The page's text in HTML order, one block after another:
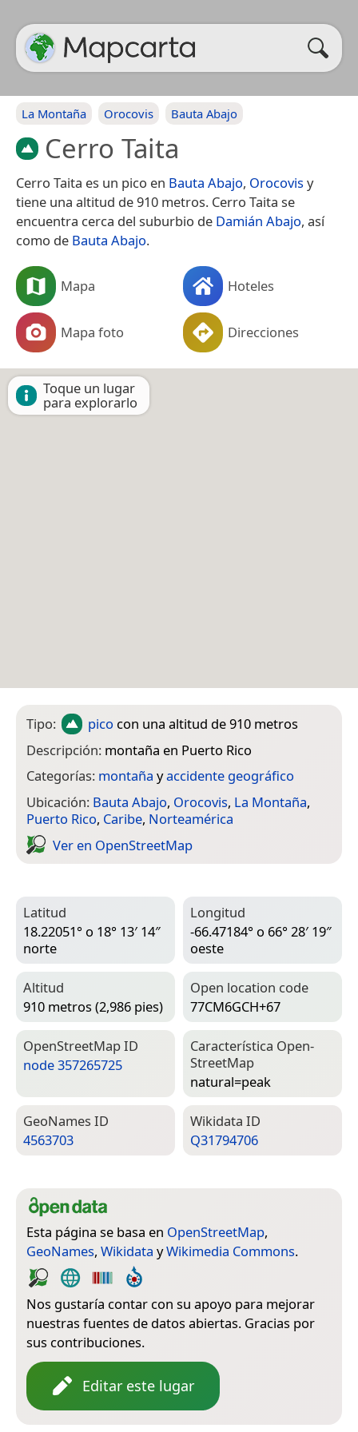
La Montaña Orocovis Bauta Abajo
Cerro Taita
Cerro Taita es un pico en Bauta Abajo, Orocovisy
tiene una altitud de 910 metros. Cerro Taita se
encuentra cerca del suburbio de Damián Abajo, así
como de Bauta Abajo.
Mapa Hoteles
Mapa foto Direcciones
Toque un lugar
para explorarlo
Tipo: pico con una altitud de 910 metros
Descripción: montaña en Puerto Rico
Categorías: montaña yaccidente geográfico
Ubicación: Bauta Abajo, Orocovis, La Montaña,
Puerto Rico, Caribe, Norteamérica
Ver en Open­Street­Map
Latitud
18.22051° o 18° 13′ 14″
norte
Longitud
-66.47184° o 66° 28′ 19″
oeste
Altitud
910 metros (2,986 pies)
Open location code
77CM6GCH+67
Open­Street­Map ID
node 357265725
Característica Open­
Street­Map
natural=­peak
Geo­Names ID
4563703
Wiki­data ID
Q31794706
Esta página se basa en OpenStreetMap,
GeoNames, Wikidata yWikimedia Commons.
Nos gustaría contar con su apoyo para mejorar
nuestras fuentes de datos abiertas. Gracias por
sus contribuciones.
Editar este lugar